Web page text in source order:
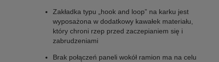
Zakładka typu „hook and loop” na karku jest
wyposażona w dodatkowy kawałek materiału,
który chroni rzep przed zaczepianiem się i
zabrudzeniami
Brak połączeń paneli wokół ramion ma na celu